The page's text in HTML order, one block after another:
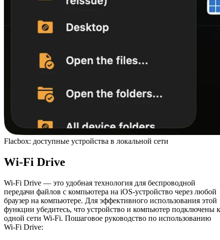
Flacbox: доступные устройства в локальной сети
Wi-Fi Drive
Wi-Fi Drive — это удобная технология для беспроводной
передачи файлов с компьютера на iOS-устройство через любой
браузер на компьютере. Для эффективного использования этой
функции убедитесь, что устройство и компьютер подключены к
одной сети Wi-Fi. Пошаговое руководство по использованию
Wi-Fi Drive: